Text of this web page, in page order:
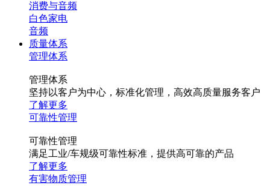
消费与音频
白色家电
音频
质量体系
管理体系
管理体系
坚持以客户为中心，标准化管理，高效高质量服务客户
了解更多
可靠性管理
可靠性管理
满足工业/车规级可靠性标准，提供高可靠的产品
了解更多
有害物质管理